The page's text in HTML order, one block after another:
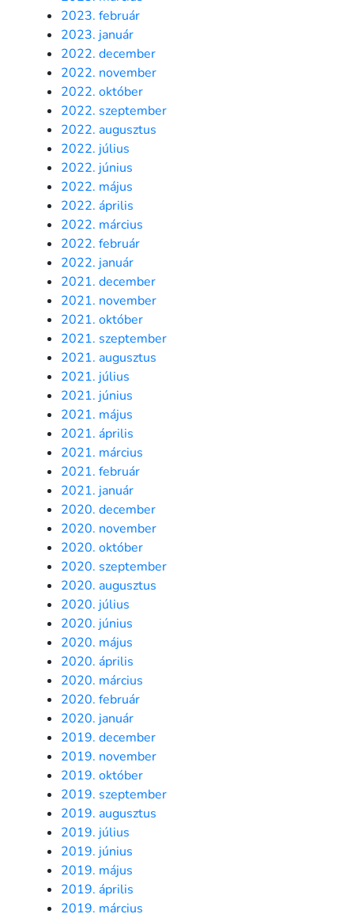
2023. február
2023. január
2022. december
2022. november
2022. október
2022. szeptember
2022. augusztus
2022. július
2022. június
2022. május
2022. április
2022. március
2022. február
2022. január
2021. december
2021. november
2021. október
2021. szeptember
2021. augusztus
2021. július
2021. június
2021. május
2021. április
2021. március
2021. február
2021. január
2020. december
2020. november
2020. október
2020. szeptember
2020. augusztus
2020. július
2020. június
2020. május
2020. április
2020. március
2020. február
2020. január
2019. december
2019. november
2019. október
2019. szeptember
2019. augusztus
2019. július
2019. június
2019. május
2019. április
2019. március